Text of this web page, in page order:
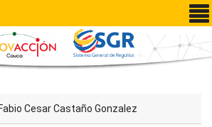
Fabio Cesar Castaño Gonzalez